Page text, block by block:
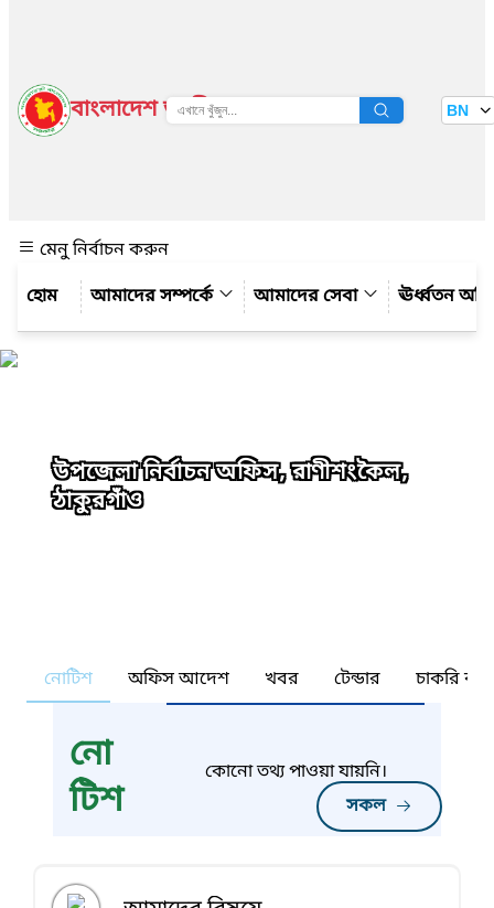
বাংলাদেশ জাতীয় তথ্য বাতায়ন BN
মেনু নির্বাচন করুন
আমাদের সম্পর্কে
আমাদের সেবা ঊর্ধ্বতন
উপজেলা নির্বাচন অফিস, রাণীশংকৈল,
ঠাকুরগাঁও
নোটিশ অফিস আদেশ খবর টেন্ডার চাকরি
নো
টিশ
সকল
কোনো তথ্য পাওয়া যায়নি।